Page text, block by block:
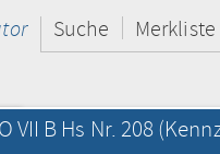
Suche Merkliste
VII B Hs Nr. 208